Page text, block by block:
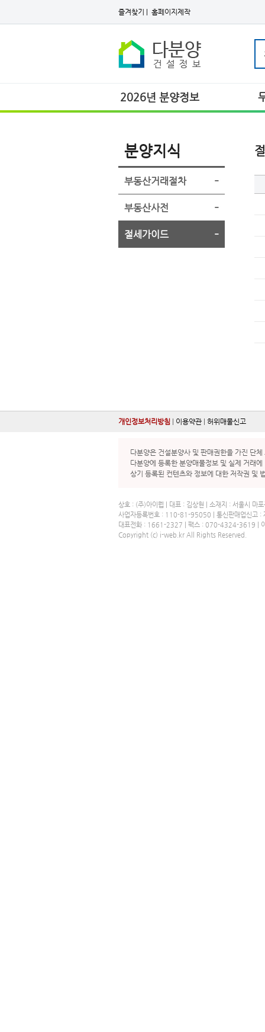
즐겨찾기 홈페이지제작
2026년 분양정보
분양지식
부동산거래절차
부동산사전
절세가이드
개인정보처리방침 이용약관 허위매물신고
다분양은 건설분양사 및 판매권한을 가진 단
다분양에 등록한 분양매물정보 및 실제 거래
상기 등록된 컨텐츠와 정보에 대한 저작권 및
상호 : (주)아이웹 | 대표 : 김상현 | 소재지 : 서울시 마
사업자등록번호 : 110-81-95050 | 통신판매업신고
대표전화 : 1661-2327 | 팩스 : 070-4324-3619 |
Copyright (c) i-web.kr All Rights Reserved.